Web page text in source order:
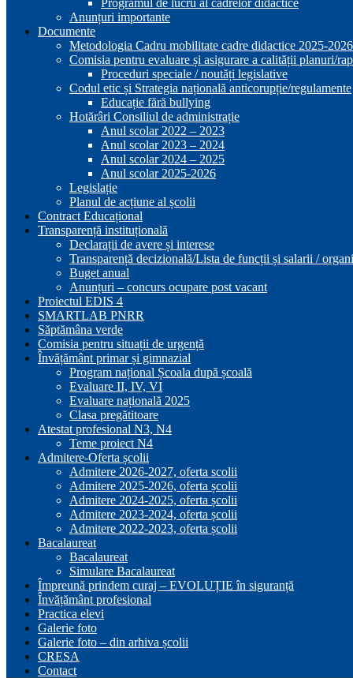
Programul de lucru al cadrelor didactice
Anunțuri importante
Documente
Metodologia Cadru mobilitate cadre didactice 2025-2026
Comisia pentru evaluare și asigurare a calității planuri/
Proceduri speciale / noutăți legislative
Codul etic și Strategia națională anticorupție/regulamente
Educație fără bullying
Hotărâri Consiliul de administrație
Anul scolar 2022 – 2023
Anul scolar 2023 – 2024
Anul scolar 2024 – 2025
Anul scolar 2025-2026
Legislație
Planul de acțiune al școlii
Contract Educațional
Transparență instituțională
Declarații de avere și interese
Transparență decizională/Lista de funcții și salarii /
Buget anual
Anunțuri – concurs ocupare post vacant
Proiectul EDIS 4
SMARTLAB PNRR
Săptămâna verde
Comisia pentru situații de urgență
Învățământ primar și gimnazial
Program național Școala după școală
Evaluare II, IV, VI
Evaluare națională 2025
Clasa pregătitoare
Atestat profesional N3, N4
Teme proiect N4
Admitere-Oferta școlii
Admitere 2026-2027, oferta scolii
Admitere 2025-2026, oferta școlii
Admitere 2024-2025, oferta școlii
Admitere 2023-2024, oferta școlii
Admitere 2022-2023, oferta școlii
Bacalaureat
Bacalaureat
Simulare Bacalaureat
Împreună prindem curaj – EVOLUȚIE în siguranță
Învățământ profesional
Practica elevi
Galerie foto
Galerie foto – din arhiva școlii
CRESA
Contact